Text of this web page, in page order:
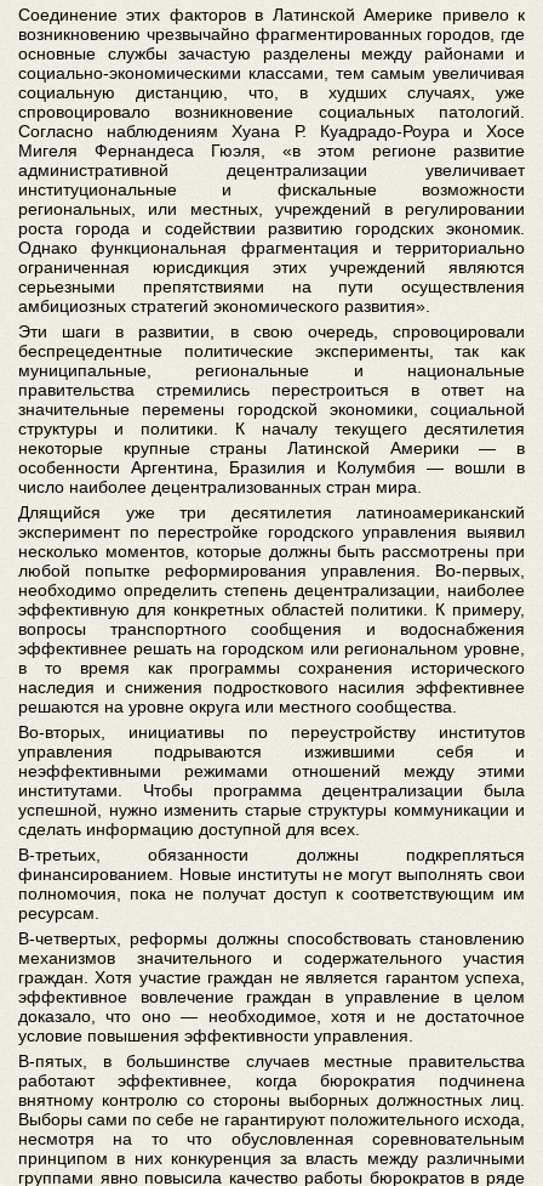
Соединение этих факторов в Латинской Америке привело к
возникновению чрезвычайно фрагментированных городов, где
основные службы зачастую разделены между районами и
социально-экономическими классами, тем самым увеличивая
социальную дистанцию, что, в худших случаях, уже
спровоцировало возникновение социальных патологий.
Согласно наблюдениям Хуана Р. Куадрадо-Роура и Хосе
Мигеля Фернандеса Гюэля, «в этом регионе развитие
административной децентрализации увеличивает
институциональные и фискальные возможности
региональных, или местных, учреждений в регулировании
роста города и содействии развитию городских экономик.
Однако функциональная фрагментация и территориально
ограниченная юрисдикция этих учреждений являются
серьезными препятствиями на пути осуществления
амбициозных стратегий экономического развития».
Эти шаги в развитии, в свою очередь, спровоцировали
беспрецедентные политические эксперименты, так как
муниципальные, региональные и национальные
правительства стремились перестроиться в ответ на
значительные перемены городской экономики, социальной
структуры и политики. К началу текущего десятилетия
некоторые крупные страны Латинской Америки — в
особенности Аргентина, Бразилия и Колумбия — вошли в
число наиболее децентрализованных стран мира.
Длящийся уже три десятилетия латиноамериканский
эксперимент по перестройке городского управления выявил
несколько моментов, которые должны быть рассмотрены при
любой попытке реформирования управления. Во-первых,
необходимо определить степень децентрализации, наиболее
эффективную для конкретных областей политики. К примеру,
вопросы транспортного сообщения и водоснабжения
эффективнее решать на городском или региональном уровне,
в то время как программы сохранения исторического
наследия и снижения подросткового насилия эффективнее
решаются на уровне округа или местного сообщества.
Во-вторых, инициативы по переустройству институтов
управления подрываются изжившими себя и
неэффективными режимами отношений между этими
институтами. Чтобы программа децентрализации была
успешной, нужно изменить старые структуры коммуникации и
сделать информацию доступной для всех.
В-третьих, обязанности должны подкрепляться
финансированием. Новые институты не могут выполнять свои
полномочия, пока не получат доступ к соответствующим им
ресурсам.
В-четвертых, реформы должны способствовать становлению
механизмов значительного и содержательного участия
граждан. Хотя участие граждан не является гарантом успеха,
эффективное вовлечение граждан в управление в целом
доказало, что оно — необходимое, хотя и не достаточное
условие повышения эффективности управления.
В-пятых, в большинстве случаев местные правительства
работают эффективнее, когда бюрократия подчинена
внятному контролю со стороны выборных должностных лиц.
Выборы сами по себе не гарантируют положительного исхода,
несмотря на то что обусловленная соревновательным
принципом в них конкуренция за власть между различными
группами явно повысила качество работы бюрократов в ряде